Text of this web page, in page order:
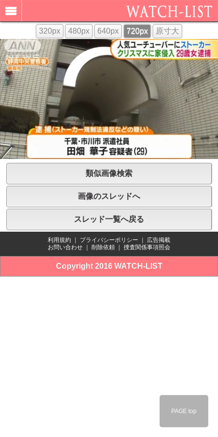
320px 480px 640px 720px 原寸大
類似画像検索
画像のスレッドへ
スレッド一覧へ戻る
利用規約 ｜ プライバシーポリシー ｜ 広告掲載
お問い合わせ ｜ 削除依頼 ｜ 捜査関係事項照会
Copyright 2016 WATCH-LIST
PAGE top